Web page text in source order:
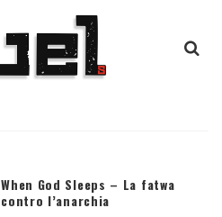
When God Sleeps – La fatwa
contro l’anarchia